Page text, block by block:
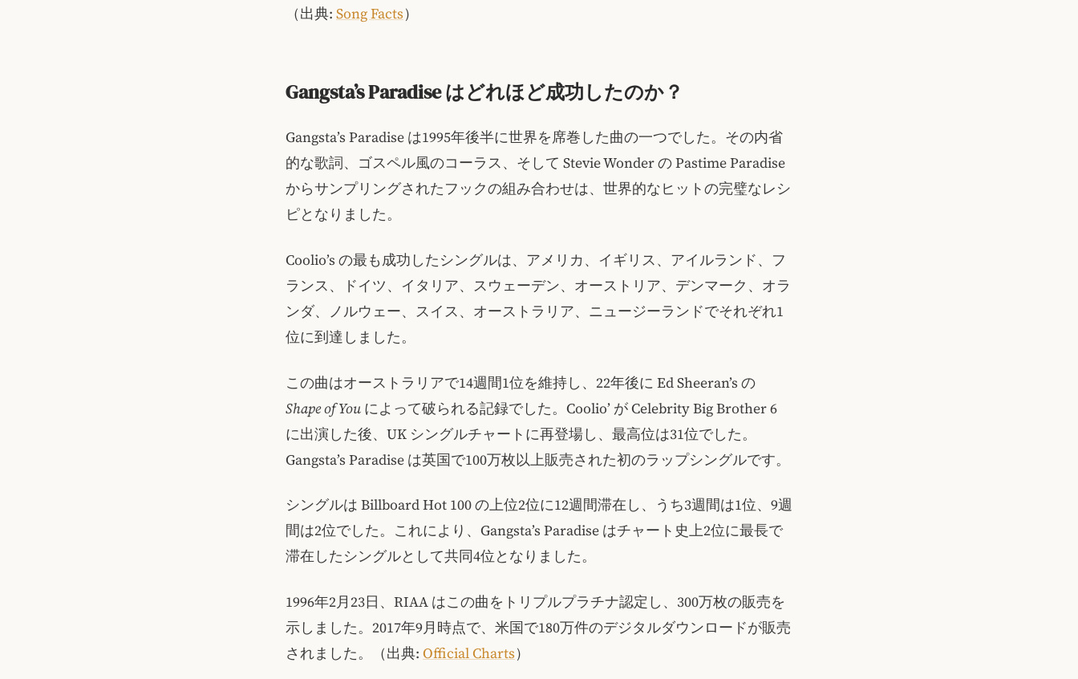
（出典: Song Facts）
Gangsta’s Paradise はどれほど成功したのか？
Gangsta’s Paradise は1995年後半に世界を席巻した曲の一つでした。その内省
的な歌詞、ゴスペル風のコーラス、そして Stevie Wonder の Pastime Paradise
からサンプリングされたフックの組み合わせは、世界的なヒットの完璧なレシ
ピとなりました。
Coolio’s の最も成功したシングルは、アメリカ、イギリス、アイルランド、フ
ランス、ドイツ、イタリア、スウェーデン、オーストリア、デンマーク、オラ
ンダ、ノルウェー、スイス、オーストラリア、ニュージーランドでそれぞれ1
位に到達しました。
この曲はオーストラリアで14週間1位を維持し、22年後に Ed Sheeran’s の
Shape of You によって破られる記録でした。Coolio’ が Celebrity Big Brother 6
に出演した後、UK シングルチャートに再登場し、最高位は31位でした。
Gangsta’s Paradise は英国で100万枚以上販売された初のラップシングルです。
シングルは Billboard Hot 100 の上位2位に12週間滞在し、うち3週間は1位、9週
間は2位でした。これにより、Gangsta’s Paradise はチャート史上2位に最長で
滞在したシングルとして共同4位となりました。
1996年2月23日、RIAA はこの曲をトリプルプラチナ認定し、300万枚の販売を
示しました。2017年9月時点で、米国で180万件のデジタルダウンロードが販売
されました。（出典: Official Charts）